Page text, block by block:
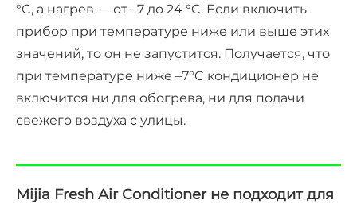
°C, а нагрев — от –7 до 24 °C. Если включить
прибор при температуре ниже или выше этих
значений, то он не запустится. Получается, что
при температуре ниже –7°C кондиционер не
включится ни для обогрева, ни для подачи
свежего воздуха с улицы.
Mijia Fresh Air Conditioner не подходит для